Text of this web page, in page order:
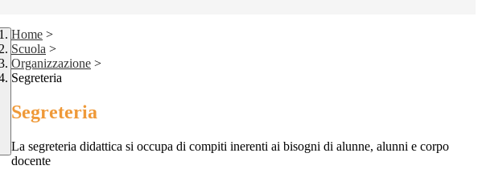
Home >
Scuola >
Organizzazione >
Segreteria
Segreteria
La segreteria didattica si occupa di compiti inerenti ai bisogni di alunne, alunni e corpo
docente